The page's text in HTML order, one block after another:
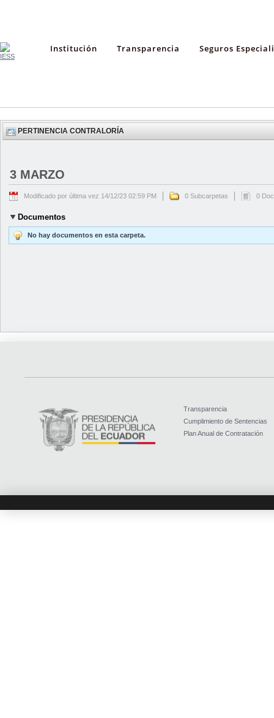
Institución Transparencia Seguros
PERTINENCIA CONTRALORÍA
3 MARZO
Modificado por última vez 14/12/23 02:59 PM 0 Subcarpetas 0
Documentos
No hay documentos en esta carpeta.
Transparencia
Cumplimiento de Sentencias
Plan Anual de Contratación